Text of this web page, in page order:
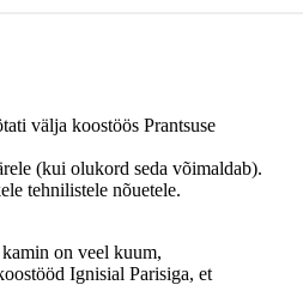
välja koostöös Prantsuse
(kui olukord seda võimaldab).
tehnilistele nõuetele.
on veel kuum,
Ignisial Parisiga, et